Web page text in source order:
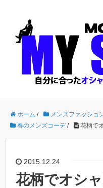
ホーム / メンズファッショ
春のメンズコーデ/ 花柄で
2015.12.24
花柄でオシ